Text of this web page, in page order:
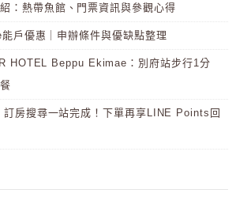
：熱帶魚館、門票資訊與參觀心得
戶優惠｜申辦條件與優缺點整理
HOTEL Beppu Ekimae：別府站步行1分
訂房搜尋一站完成！下單再享LINE Points回